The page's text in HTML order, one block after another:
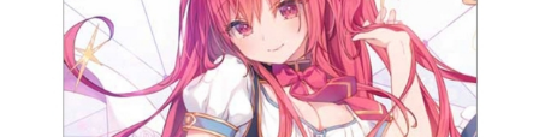
ルト。３年前、とある事故で母を亡
くしたことをきっかけに、ユミアは
自らが錬金術士の家系であると知
り、同時に多くの疑問を抱いた。な
ぜアラディスは滅びたのか？なぜ錬